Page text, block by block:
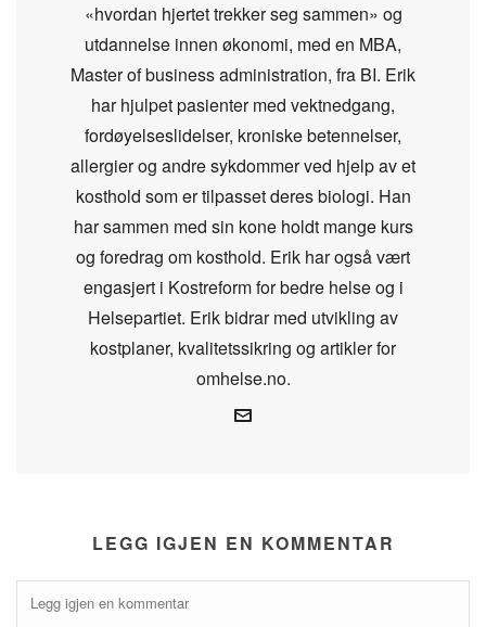
«hvordan hjertet trekker seg sammen» og
utdannelse innen økonomi, med en MBA,
Master of business administration, fra BI. Erik
har hjulpet pasienter med vektnedgang,
fordøyelseslidelser, kroniske betennelser,
allergier og andre sykdommer ved hjelp av et
kosthold som er tilpasset deres biologi. Han
har sammen med sin kone holdt mange kurs
og foredrag om kosthold. Erik har også vært
engasjert i Kostreform for bedre helse og i
Helsepartiet. Erik bidrar med utvikling av
kostplaner, kvalitetssikring og artikler for
omhelse.no.
LEGG IGJEN EN KOMMENTAR